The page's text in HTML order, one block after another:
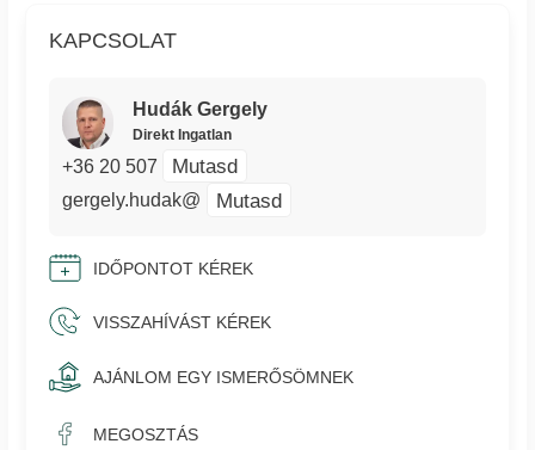
KAPCSOLAT
Hudák Gergely
Direkt Ingatlan
+36 20 507 Mutasd
gergely.hudak@ Mutasd
IDŐPONTOT KÉREK
VISSZAHÍVÁST KÉREK
AJÁNLOM EGY ISMERŐSÖMNEK
MEGOSZTÁS